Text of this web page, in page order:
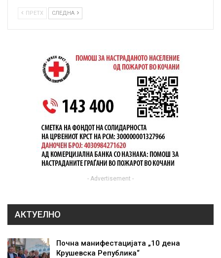
ПРЕТХ СЛЕДНА
- Advertisement -
АКТУЕЛНО
Почна манифестацијата „10 дена
Крушевска Република“